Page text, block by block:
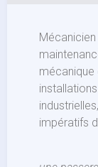
Mécanicien
mécanique
impératifs